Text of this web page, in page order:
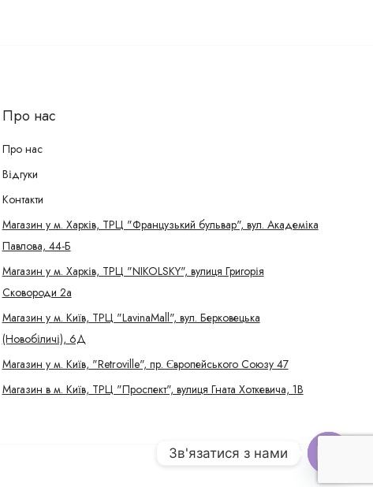
Про нас
Про нас
Відгуки
Контакти
Магазин у м. Харків, ТРЦ "Французький бульвар", вул. Академіка
Павлова, 44-Б
Магазин у м. Харків, ТРЦ "NIKOLSKY", вулиця Григорія
Сковороди 2а
Магазин у м. Київ, ТРЦ "LavinaMall", вул. Берковецька
(Новобіличі), 6Д
Магазин у м. Київ, "Retroville", пр. Європейського Союзу 47
Магазин в м. Київ, ТРЦ "Проспект", вулиця Гната Хоткевича, 1В
Зв'язатися з нами